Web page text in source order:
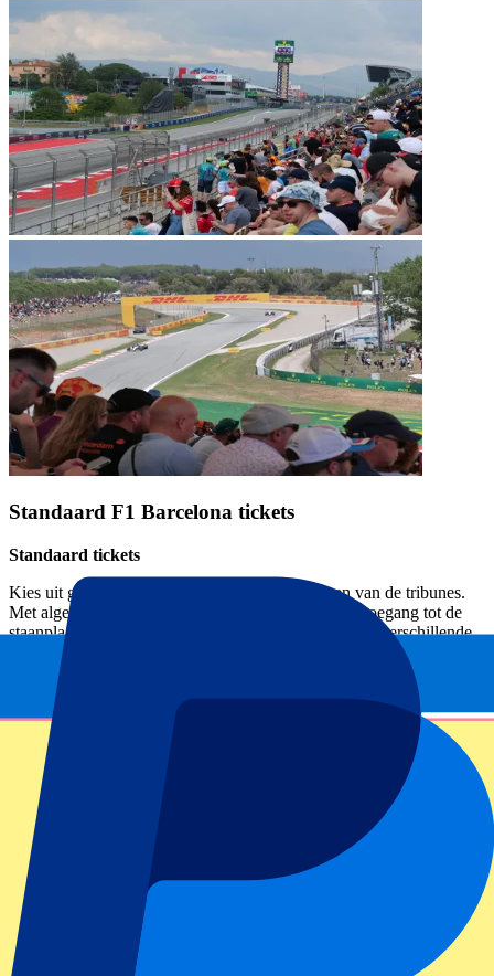
Standaard F1 Barcelona tickets
Standaard tickets
Kies uit general admission of een zitplaats op een van de tribunes.
Met algemene toegang (general admission) krijg je toegang tot de
staanplaatsen rondom het circuit. Hiermee kun je dus verschillende
uitzichten op het circuit krijgen.
Er zijn aan de andere kant meerdere tribunes rondom het circuit. Wil
je weten welk uitzicht op het circuit je krijgt en wat de beste optie
voor jou is? In dit blog hebben we alle opties op een rijtje gezet,
inclusief het uitzicht op het circuit, of de tribune overdekt is en in
welke prijsklasse hij valt.
Lees meer
Circuit Informatie
Circuit de Barcelona-Catalunya informatie
Het circuit in Montmelo is al jaren dé plek waar coureurs, teams en
fans ongeduldig naar uitkijken. Circuit de Barcelona-Catalunya kent